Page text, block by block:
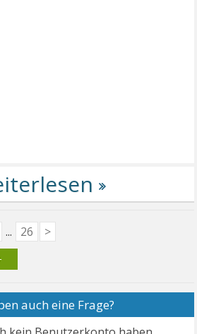
... 26 >
auch eine Frage?